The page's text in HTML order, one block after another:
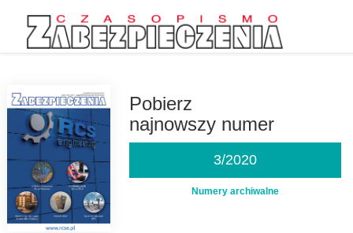
Przejdź
Pobierz
najnowszy numer
3/2020
Numery archiwalne